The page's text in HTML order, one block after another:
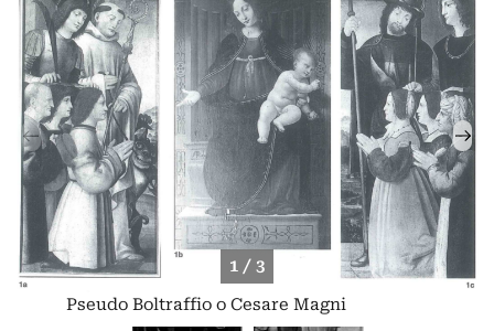
1 / 3
Pseudo Boltraffio o Cesare Magni